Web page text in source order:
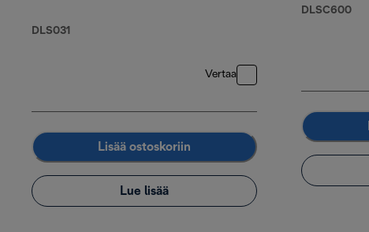
DLS031
Vertaa
Lisää ostoskoriin
Lue lisää
DLSC600